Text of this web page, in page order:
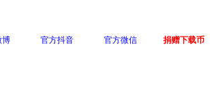
博 官方抖音 官方微信 捐赠下载币